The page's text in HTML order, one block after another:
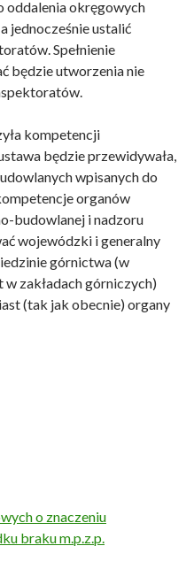
oddalenia okręgowych
jednocześnie ustalić
Spełnienie
będzie utworzenia nie
kompetencji
będzie przewidywała,
wpisanych do
organów
budowlanej i nadzoru
wojewódzki i generalny
górnictwa (w
zakładach górniczych)
(tak jak obecnie) organy
o znaczeniu
braku m.p.z.p.